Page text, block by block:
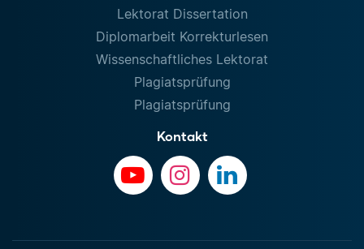
Lektorat Dissertation
Diplomarbeit Korrekturlesen
Wissenschaftliches Lektorat
Plagiatsprüfung
Plagiatsprüfung
Kontakt